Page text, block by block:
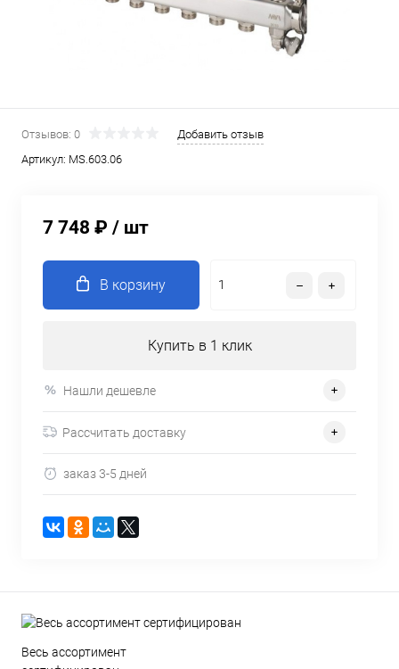
Отзывов: 0
Добавить отзыв
Артикул: MS.603.06
7 748 ₽ / шт
В корзину
Купить в 1 клик
Нашли дешевле
Рассчитать доставку
заказ 3-5 дней
Весь ассортимент